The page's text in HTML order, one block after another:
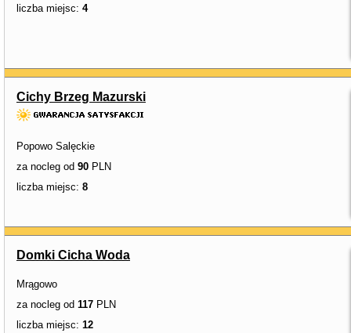
liczba miejsc: 4
Cichy Brzeg Mazurski
Popowo Salęckie
za nocleg od 90 PLN
liczba miejsc: 8
Domki Cicha Woda
Mrągowo
za nocleg od 117 PLN
liczba miejsc: 12